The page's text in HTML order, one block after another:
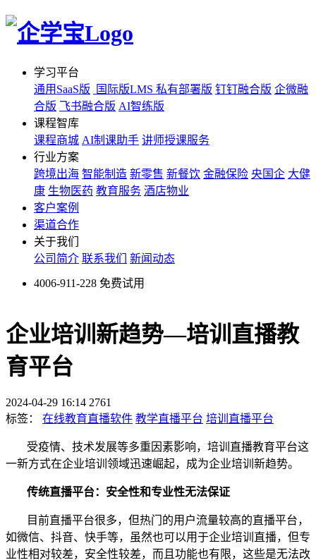
学习平台
通用SaaS版
国际版LMS 私有部署版 钉钉融合版 企微融
合版 飞书融合版 AI智练版
课程智库
课程商城 AI制课助手 讲师授课服务
行业方案
跨境出海 智能制造 新零售 新餐饮 金融保险 央国企 大健
康 生物医药 教育服务 酒店物业
客户案例
渠道合作
关于我们
公司简介 联系我们 新闻动态
4006-911-228 免费试用
企业培训新趋势—培训直播教
育平台
2024-04-29 16:14 2761
标签：
在线教育直播软件 教学直播平台 培训直播平台
受疫情、技术发展等多重因素影响，培训直播教育平台这
一新方式在企业培训领域迅速崛起，成为企业培训新趋势。
传统直播平台：安全性和专业性无法保证
目前直播平台很多，但热门的用户流量较高的直播平台，
如微信、抖音、快手等，虽然也可以用于企业培训直播，但专
业性相对较差，安全性较差，而且功能也有限， 这些是无法改